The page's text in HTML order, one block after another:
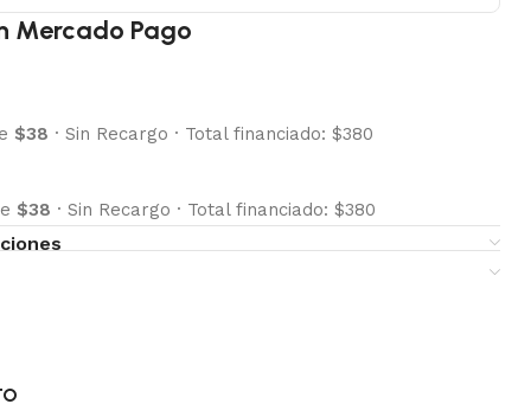
Mercado Pago
$38 · Sin Recargo · Total financiado: $380
$38 · Sin Recargo · Total financiado: $380